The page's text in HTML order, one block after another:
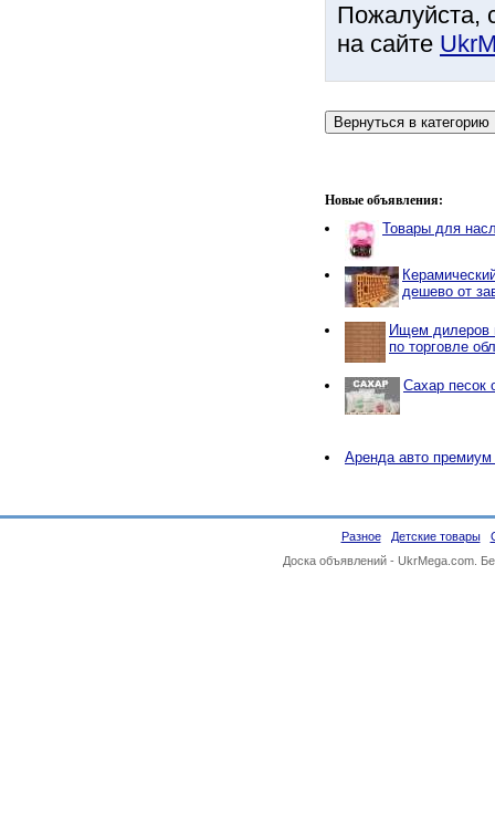
Пожалуйста,
на сайте
Новые объявления:
Товары для
дешево от
Ищем дилеров
по торговле
Сахар песок
Аренда авто
Разное Детские товары
Доска объявлений - UkrMega.com.